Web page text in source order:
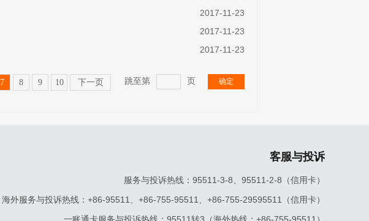
2017-11-23
2017-11-23
2017-11-23
7 8 9 10 下一页 跳至第 页 确定
客服与投诉
服务与投诉热线：95511-3-8、95511-2-8（信用卡）
海外服务与投诉热线：+86-95511、+86-755-95511、+86-755-29595511（信用卡）